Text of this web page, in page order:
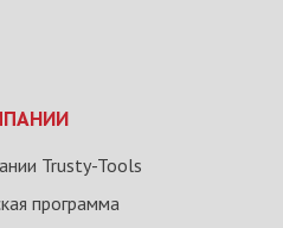
Trusty-Tools
программа